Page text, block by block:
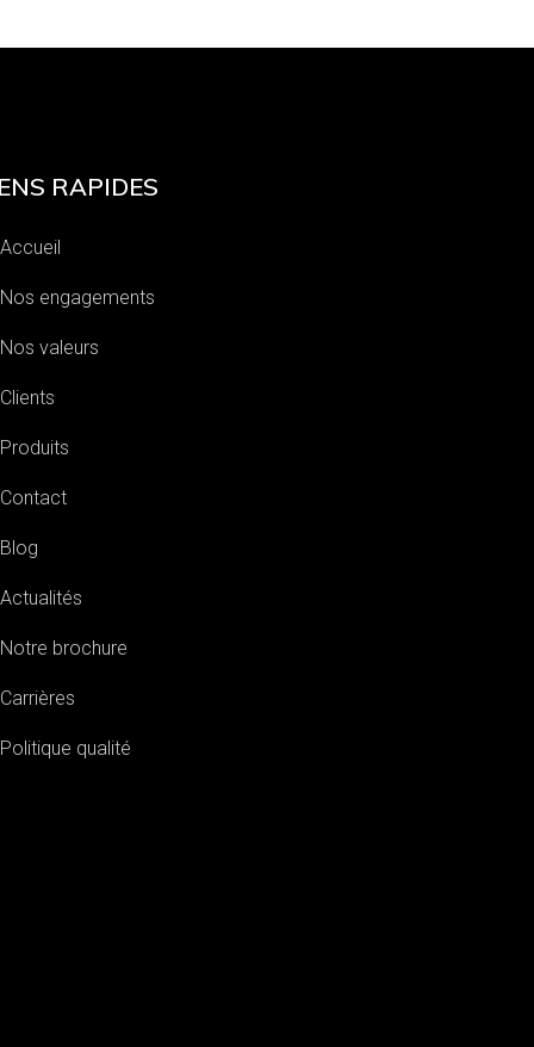
RAPIDES
Accueil
Nos engagements
Nos valeurs
Clients
Produits
Contact
Blog
Actualités
Notre brochure
Carrières
Politique qualité